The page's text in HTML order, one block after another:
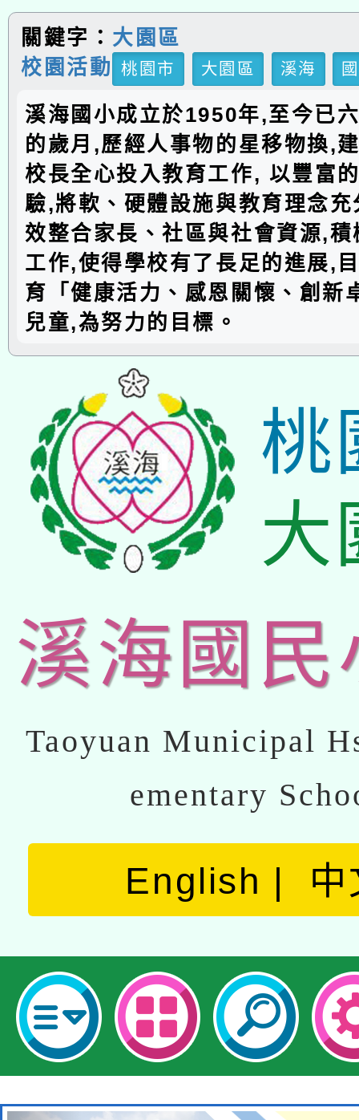
關鍵字： 大園區
校園活動
桃園市 大園區 溪海
溪海國小成立於1950年,至今已
的歲月,歷經人事物的星移物換,
校長全心投入教育工作, 以豐富
驗,將軟、硬體設施與教育理念
效整合家長、社區與社會資源,
工作,使得學校有了長足的進展,
育「健康活力、感恩關懷、創新
兒童,為努力的目標。
桃
大
溪海國民
Taoyuan Municipal
ementary
English 中